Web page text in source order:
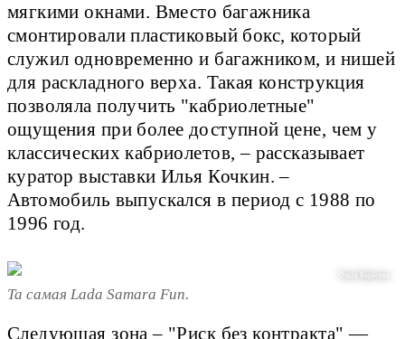
мягкими окнами. Вместо багажника
смонтировали пластиковый бокс, который
служил одновременно и багажником, и нишей
для раскладного верха. Такая конструкция
позволяла получить "кабриолетные"
ощущения при более доступной цене, чем у
классических кабриолетов, – рассказывает
куратор выставки Илья Кочкин. –
Автомобиль выпускался в период с 1988 по
1996 год.
Ольга Карасева
Та самая Lada Samara Fun.
Следующая зона – "Риск без контракта" —